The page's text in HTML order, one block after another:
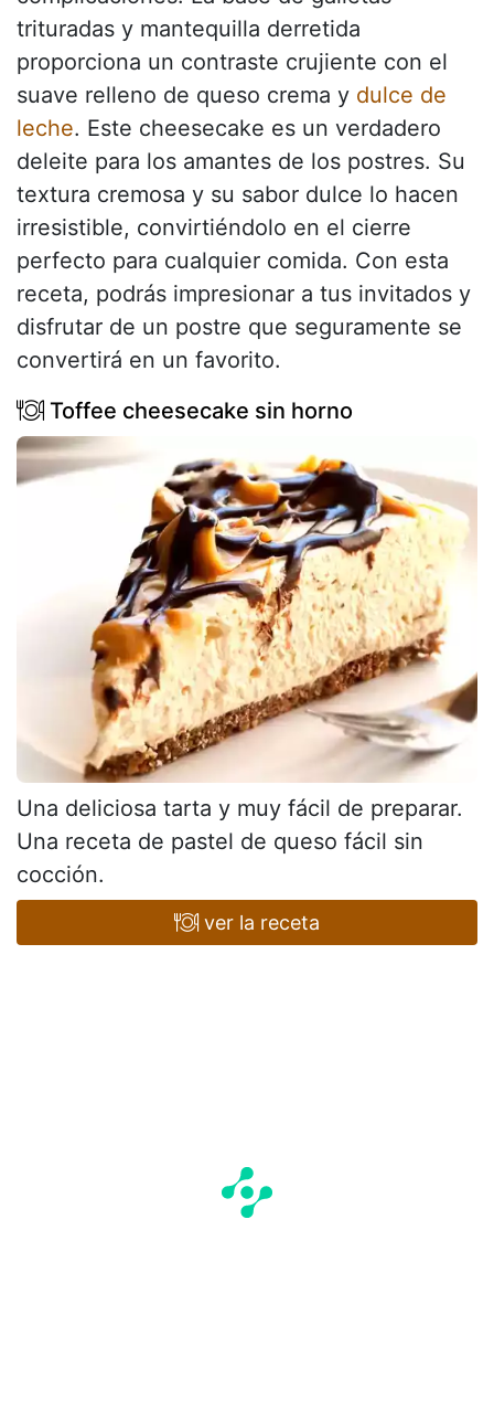
trituradas y mantequilla derretida
proporciona un contraste crujiente con el
suave relleno de queso crema y dulce de
leche. Este cheesecake es un verdadero
deleite para los amantes de los postres. Su
textura cremosa y su sabor dulce lo hacen
irresistible, convirtiéndolo en el cierre
perfecto para cualquier comida. Con esta
receta, podrás impresionar a tus invitados y
disfrutar de un postre que seguramente se
convertirá en un favorito.
Toffee cheesecake sin horno
Una deliciosa tarta y muy fácil de preparar.
Una receta de pastel de queso fácil sin
cocción.
ver la receta